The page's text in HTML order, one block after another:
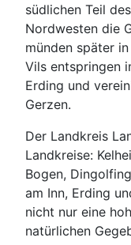
südlichen Teil
Nordwesten die
münden später
Vils entspringen
Erding und
Gerzen.
Der Landkreis
Landkreise:
Bogen,
am Inn, Erding
nicht nur eine
natürlichen